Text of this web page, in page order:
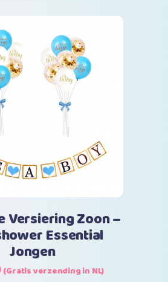
verder
Versiering Zoon –
Essential
Jongen
Huidige
(Gratis verzending in NL)